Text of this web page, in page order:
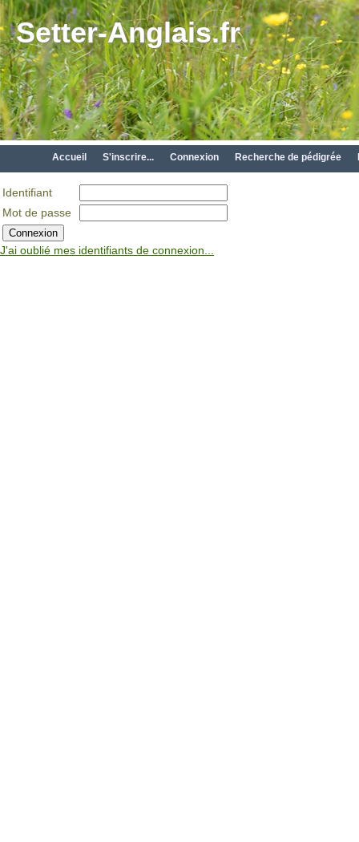
Setter-Anglais.fr
Accueil S'inscrire... Connexion Recherche de pédigrée
Identifiant
Mot de passe
J'ai oublié mes identifiants de connexion...